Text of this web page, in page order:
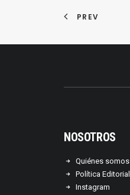
PREV
NOSOTROS
Quiénes somos
Política Editorial
Instagram